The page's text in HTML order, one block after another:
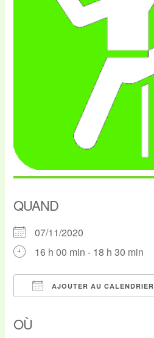
QUAND
07/11/2020
16 h 00 min - 18 h 30 min
AJOUTER AU CALENDRIER
OÙ